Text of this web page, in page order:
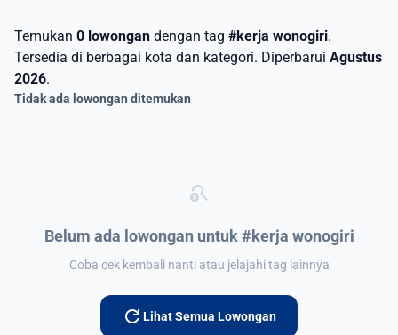
Temukan 0 lowongan dengan tag #kerja wonogiri.
Tersedia di berbagai kota dan kategori. Diperbarui Agustus
2026.
Tidak ada lowongan ditemukan
search_off
Belum ada lowongan untuk #kerja wonogiri
Coba cek kembali nanti atau jelajahi tag lainnya
refresh Lihat Semua Lowongan